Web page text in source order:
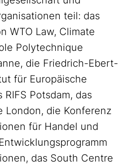
teil: das
WTO Law, Climate
Polytechnique
die Friedrich-Ebert-
für Europäische
Potsdam, das
London, die Konferenz
für Handel und
das South Centre